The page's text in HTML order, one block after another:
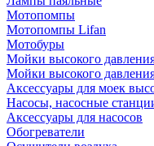
Мотопомпы
Мотопомпы Lifan
Мотобуры
Мойки высокого
Мойки высокого
Аксессуары для моек
Насосы, насосные
Аксессуары для насосов
Обогреватели